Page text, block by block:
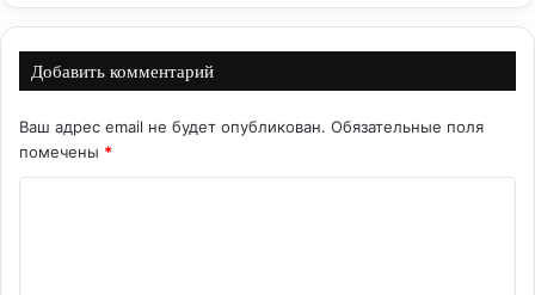
Добавить комментарий
Ваш адрес email не будет опубликован. Обязательные поля
помечены *